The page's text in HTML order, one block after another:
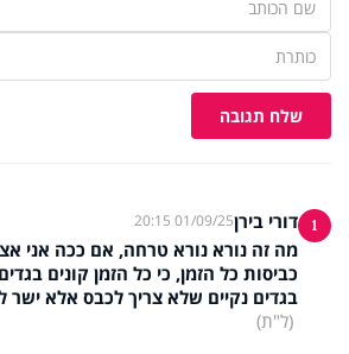
שלח תגובה
1 דורי בירן01/09/25 20:15
מה זה נורא נורא טרחה, אם ככה אני
כביסות כל הזמן, כי כל הזמן קונים
בגדים נקיים שלא צריך לכבס אלא ישר
(ל"ת)